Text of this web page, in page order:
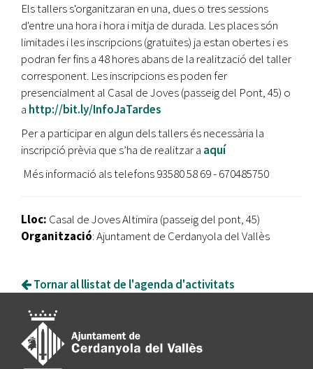
Els tallers s'organitzaran en una, dues o tres sessions
d'entre una hora i hora i mitja de durada. Les places són
limitades i les inscripcions (gratuïtes) ja estan obertes i es
podran fer fins a 48 hores abans de la realització del taller
corresponent. Les inscripcions es poden fer
presencialment al Casal de Joves (passeig del Pont, 45) o
a http://bit.ly/InfoJaTardes
Per a participar en algun dels tallers és necessària la
inscripció prèvia que s’ha de realitzar a aquí
Més informació als telefons 93580 58 69 - 670485750
Lloc: Casal de Joves Altimira (passeig del pont, 45)
Organització: Ajuntament de Cerdanyola del Vallès
Tornar al llistat de l'agenda d'activitats